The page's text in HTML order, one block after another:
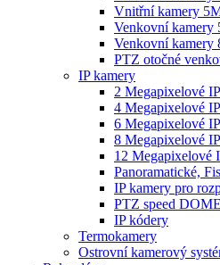
Vnitřní kamery
Venkovní kamery
Venkovní kamery
PTZ otočné
IP kamery
2 Megapixelové
4 Megapixelové
6 Megapixelové
8 Megapixelové
12 Megapixelové
Panoramatické,
IP kamery pro
PTZ speed
IP kódery
Termokamery
Ostrovní kamerový